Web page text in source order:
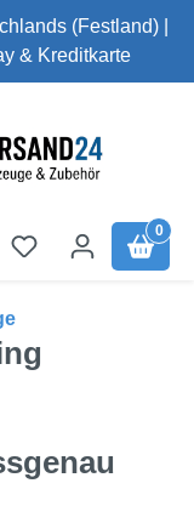
(Festland) |
& Kreditkarte
0